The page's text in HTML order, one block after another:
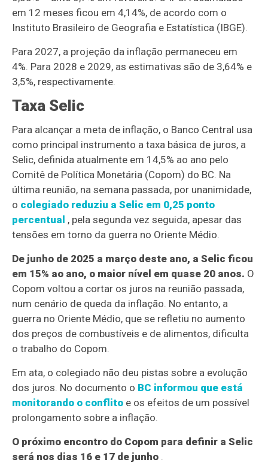
em 12 meses ficou em 4,14%, de acordo com o
Instituto Brasileiro de Geografia e Estatística (IBGE).
Para 2027, a projeção da inflação permaneceu em
4%. Para 2028 e 2029, as estimativas são de 3,64% e
3,5%, respectivamente.
Taxa Selic
Para alcançar a meta de inflação, o Banco Central usa
como principal instrumento a taxa básica de juros, a
Selic, definida atualmente em 14,5% ao ano pelo
Comitê de Política Monetária (Copom) do BC. Na
última reunião, na semana passada, por unanimidade,
o colegiado reduziu a Selic em 0,25 ponto
percentual , pela segunda vez seguida, apesar das
tensões em torno da guerra no Oriente Médio.
De junho de 2025 a março deste ano, a Selic ficou
em 15% ao ano, o maior nível em quase 20 anos. O
Copom voltou a cortar os juros na reunião passada,
num cenário de queda da inflação. No entanto, a
guerra no Oriente Médio, que se refletiu no aumento
dos preços de combustíveis e de alimentos, dificulta
o trabalho do Copom.
Em ata, o colegiado não deu pistas sobre a evolução
dos juros. No documento o BC informou que está
monitorando o conflito e os efeitos de um possível
prolongamento sobre a inflação.
O próximo encontro do Copom para definir a Selic
será nos dias 16 e 17 de junho .